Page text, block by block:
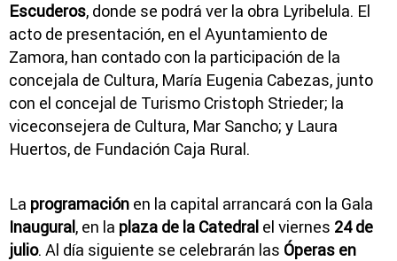
Escuderos, donde se podrá ver la obra Lyribelula. El
acto de presentación, en el Ayuntamiento de
Zamora, han contado con la participación de la
concejala de Cultura, María Eugenia Cabezas, junto
con el concejal de Turismo Cristoph Strieder; la
viceconsejera de Cultura, Mar Sancho; y Laura
Huertos, de Fundación Caja Rural.
La programación en la capital arrancará con la Gala
Inaugural, en la plaza de la Catedral el viernes 24 de
julio. Al día siguiente se celebrarán las Óperas en